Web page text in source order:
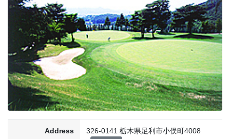
Address
326-0141 栃木県足利市小俣町4008